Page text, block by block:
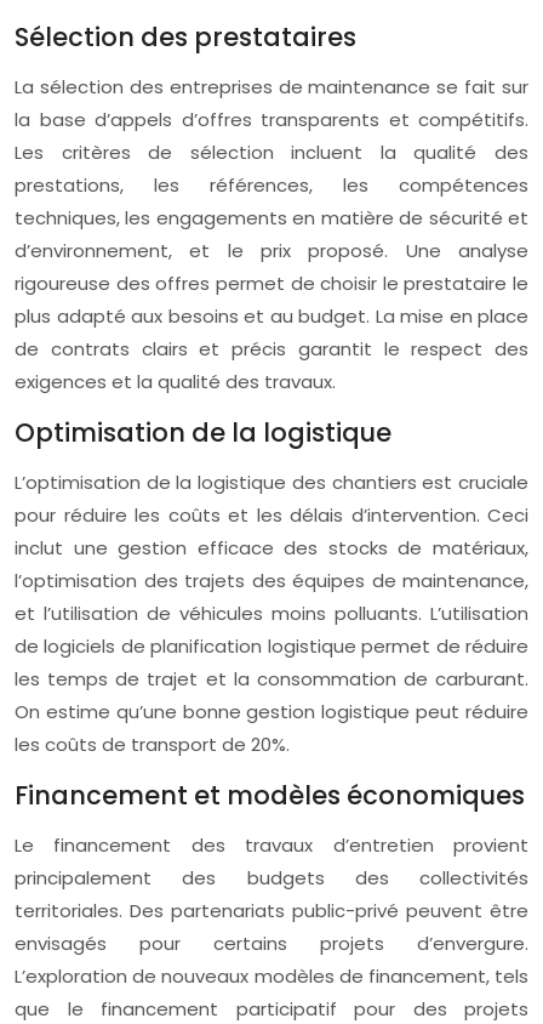
Sélection des prestataires
La sélection des entreprises de maintenance se fait sur
la base d’appels d’offres transparents et compétitifs.
Les critères de sélection incluent la qualité des
prestations, les références, les compétences
techniques, les engagements en matière de sécurité et
d’environnement, et le prix proposé. Une analyse
rigoureuse des offres permet de choisir le prestataire le
plus adapté aux besoins et au budget. La mise en place
de contrats clairs et précis garantit le respect des
exigences et la qualité des travaux.
Optimisation de la logistique
L’optimisation de la logistique des chantiers est cruciale
pour réduire les coûts et les délais d’intervention. Ceci
inclut une gestion efficace des stocks de matériaux,
l’optimisation des trajets des équipes de maintenance,
et l’utilisation de véhicules moins polluants. L’utilisation
de logiciels de planification logistique permet de réduire
les temps de trajet et la consommation de carburant.
On estime qu’une bonne gestion logistique peut réduire
les coûts de transport de 20%.
Financement et modèles économiques
Le financement des travaux d’entretien provient
principalement des budgets des collectivités
territoriales. Des partenariats public-privé peuvent être
envisagés pour certains projets d’envergure.
L’exploration de nouveaux modèles de financement, tels
que le financement participatif pour des projets